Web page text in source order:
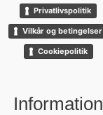
Privatlivspolitik
Vilkår og betingelser
Cookiepolitik
Information